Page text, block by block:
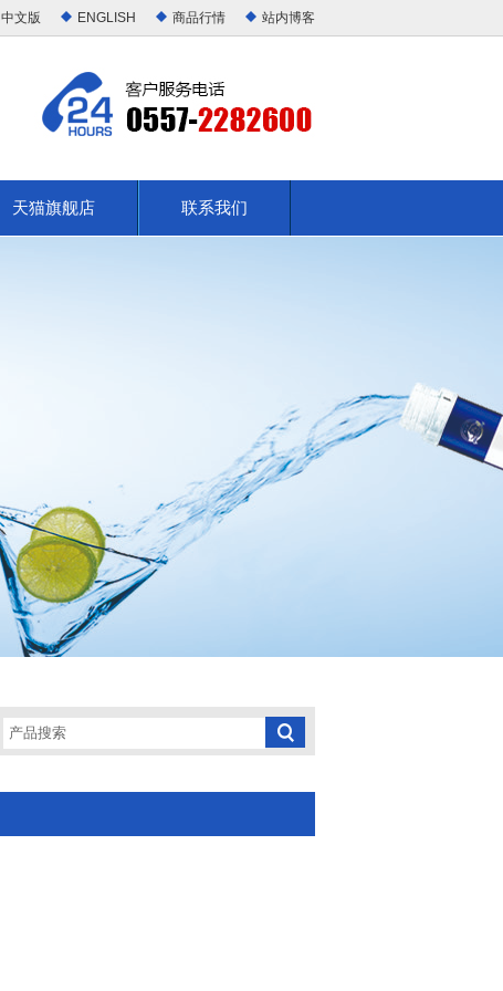
中文版 ENGLISH 商品行情 站内博客
天猫旗舰店 联系我们